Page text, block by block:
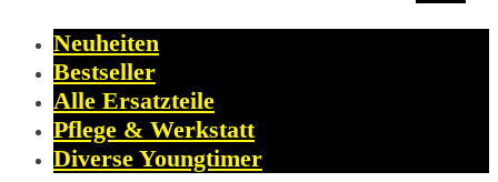
Neuheiten
Bestseller
Alle Ersatzteile
Pflege & Werkstatt
Diverse Youngtimer